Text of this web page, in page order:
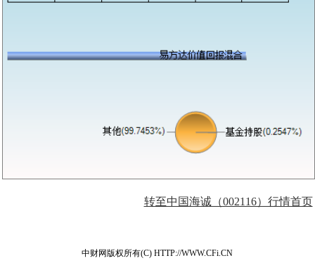
转至中国海诚（002116）行情首页
中财网版权所有(C) HTTP://WWW.CFi.CN